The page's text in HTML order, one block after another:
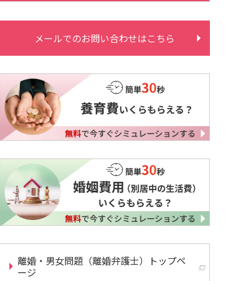
メールでのお問い合わせはこちら
離婚・男女問題（離婚弁護士）トップペ
ージ